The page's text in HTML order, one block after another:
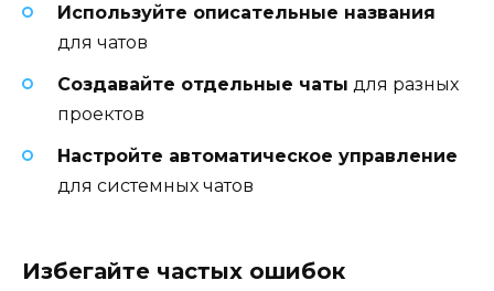
Используйте описательные названия
для чатов
Создавайте отдельные чаты для разных
проектов
Настройте автоматическое управление
для системных чатов
Избегайте частых ошибок